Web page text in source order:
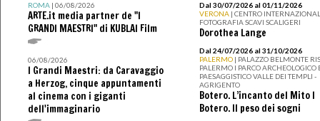
ROMA| 06/08/2026
ARTE.it media partner de "I
GRANDI MAESTRI" di KUBLAI Film
06/08/2026
I Grandi Maestri: da Caravaggio
a Herzog, cinque appuntamenti
al cinema con i giganti
dell'immaginario
Dal 30/07/2026 al 01/11/2026
VERONA | CENTRO
FOTOGRAFIA SCAVI SCALIGERI
Dorothea Lange
Dal 24/07/2026 al 31/10/2026
PALERMO | PALAZZO BELMONTE
PALERMO I PARCO ARCHEOLOGICO
PAESAGGISTICO VALLE DEI TEMPLI -
AGRIGENTO
Botero. L’incanto del Mito I
Botero. Il peso dei sogni